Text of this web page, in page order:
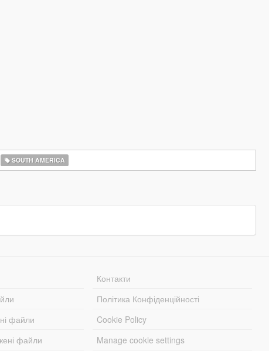
SOUTH AMERICA
файли
файли
Контакти
Політика Конфіденційності
Cookie Policy
Manage cookie settings